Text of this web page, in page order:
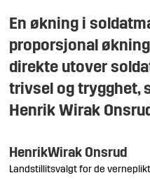
En økning i
proporsjonal
direkte utover
trivsel og trygghet,
Henrik Wirak
HenrikWirak Onsrud
Landstillitsvalgt for de